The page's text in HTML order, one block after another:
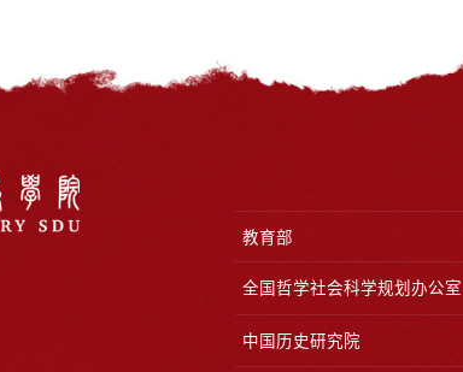
教育部
全国哲学社会科学规划办公室
中国历史研究院